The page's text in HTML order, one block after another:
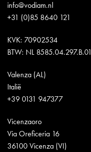
info@vodiam.nl
+31 (0)85 8640 121
KVK: 70902534
BTW: NL 8585.04.297.B.01
Valenza (AL)
Italië
+39 0131 947377
Vicenzaoro
Via Oreficeria 16
36100 Vicenza (VI)